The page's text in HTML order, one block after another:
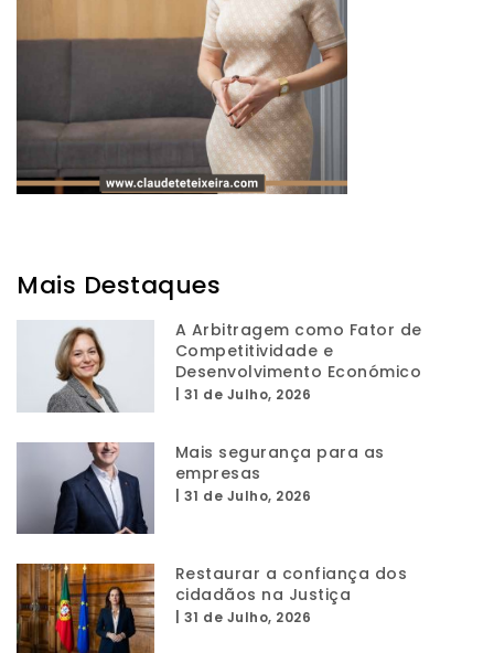
Mais Destaques
A Arbitragem como Fator de
Competitividade e
Desenvolvimento Económico
31 de Julho, 2026
Mais segurança para as
empresas
31 de Julho, 2026
Restaurar a confiança dos
cidadãos na Justiça
31 de Julho, 2026